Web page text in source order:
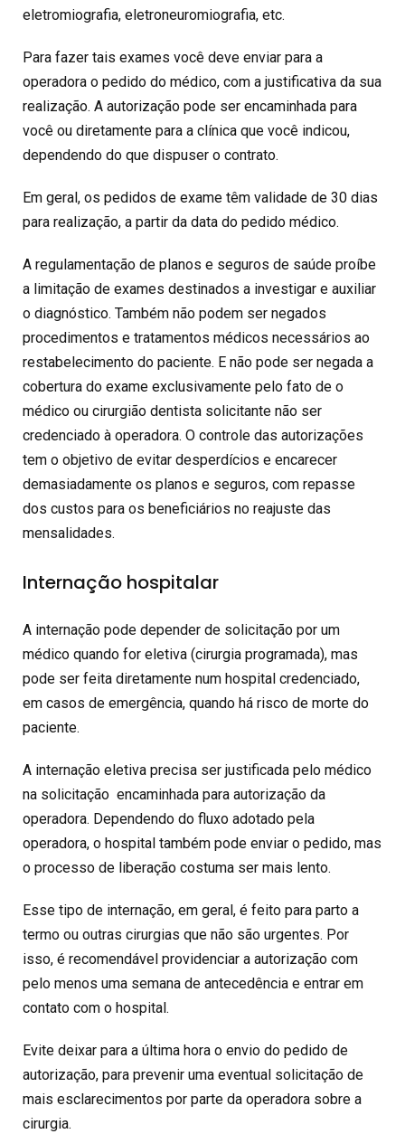
eletromiografia, eletroneuromiografia, etc.
Para fazer tais exames você deve enviar para a
operadora o pedido do médico, com a justificativa da sua
realização. A autorização pode ser encaminhada para
você ou diretamente para a clínica que você indicou,
dependendo do que dispuser o contrato.
Em geral, os pedidos de exame têm validade de 30 dias
para realização, a partir da data do pedido médico.
A regulamentação de planos e seguros de saúde proíbe
a limitação de exames destinados a investigar e auxiliar
o diagnóstico. Também não podem ser negados
procedimentos e tratamentos médicos necessários ao
restabelecimento do paciente. E não pode ser negada a
cobertura do exame exclusivamente pelo fato de o
médico ou cirurgião dentista solicitante não ser
credenciado à operadora. O controle das autorizações
tem o objetivo de evitar desperdícios e encarecer
demasiadamente os planos e seguros, com repasse
dos custos para os beneficiários no reajuste das
mensalidades.
Internação hospitalar
A internação pode depender de solicitação por um
médico quando for eletiva (cirurgia programada), mas
pode ser feita diretamente num hospital credenciado,
em casos de emergência, quando há risco de morte do
paciente.
A internação eletiva precisa ser justificada pelo médico
na solicitação encaminhada para autorização da
operadora. Dependendo do fluxo adotado pela
operadora, o hospital também pode enviar o pedido, mas
o processo de liberação costuma ser mais lento.
Esse tipo de internação, em geral, é feito para parto a
termo ou outras cirurgias que não são urgentes. Por
isso, é recomendável providenciar a autorização com
pelo menos uma semana de antecedência e entrar em
contato com o hospital.
Evite deixar para a última hora o envio do pedido de
autorização, para prevenir uma eventual solicitação de
mais esclarecimentos por parte da operadora sobre a
cirurgia.